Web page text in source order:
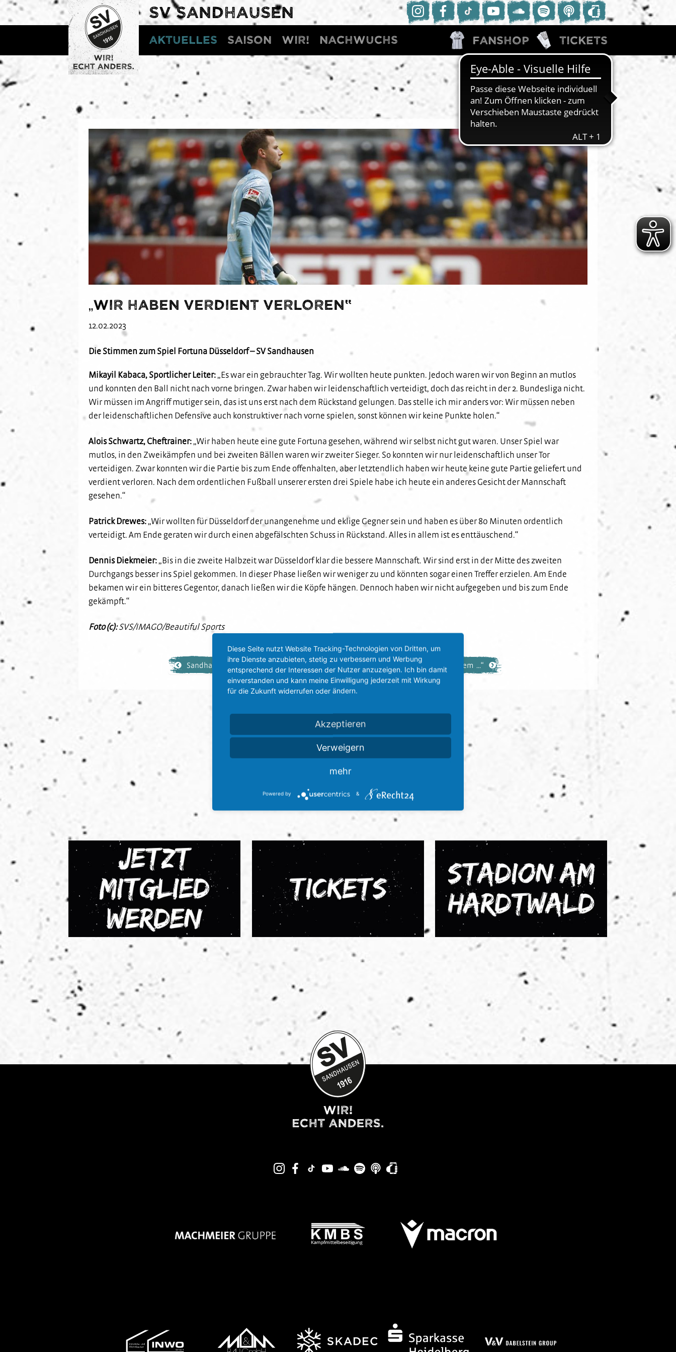
SV SANDHAUSEN
Aktuelles Saison WIR! Nachwuchs Fanshop Tickets
„Wir haben verdient verloren“
12.02.2023
Die Stimmen zum Spiel Fortuna Düsseldorf – SV Sandhausen
Mikayil Kabaca, Sportlicher Leiter:„Es war ein gebrauchter Tag. Wir wollten heute punkten. Jedoch waren wir von Beginn an mutlos
und konnten den Ball nicht nach vorne bringen. Zwar haben wir leidenschaftlich verteidigt, doch das reicht in der 2. Bundesliga nicht.
Wir müssen im Angriff mutiger sein, das ist uns erst nach dem Rückstand gelungen. Das stelle ich mir anders vor: Wir müssen neben
der leidenschaftlichen Defensive auch konstruktiver nach vorne spielen, sonst können wir keine Punkte holen.“
Alois Schwartz, Cheftrainer:„Wir haben heute eine gute Fortuna gesehen, während wir selbst nicht gut waren. Unser Spiel war
mutlos, in den Zweikämpfen und bei zweiten Bällen waren wir zweiter Sieger. So konnten wir nur leidenschaftlich unser Tor
verteidigen. Zwar konnten wir die Partie bis zum Ende offenhalten, aber letztendlich haben wir heute keine gute Partie geliefert und
verdient verloren. Nach dem ordentlichen Fußball unserer ersten drei Spiele habe ich heute ein anderes Gesicht der Mannschaft
gesehen.“
Patrick Drewes:„Wir wollten für Düsseldorf der unangenehme und eklige Gegner sein und haben es über 80 Minuten ordentlich
verteidigt. Am Ende geraten wir durch einen abgefälschten Schuss in Rückstand. Alles in allem ist es enttäuschend.“
Dennis Diekmeier:„Bis in die zweite Halbzeit war Düsseldorf klar die bessere Mannschaft. Wir sind erst in der Mitte des zweiten
Durchgangs besser ins Spiel gekommen. In dieser Phase ließen wir weniger zu und könnten sogar einen Treffer erzielen. Am Ende
bekamen wir ein bitteres Gegentor, danach ließen wir die Köpfe hängen. Dennoch haben wir nicht aufgegeben und bis zum Ende
gekämpft.“
Foto (c):SVS/IMAGO/Beautiful Sports
Sandhausen verliert in Düsseld ...“ Zurück Wichtige Informationen vor dem ...“
Diese Seite nutzt Website Tracking-Technologien von Dritten, um
ihre Dienste anzubieten, stetig zu verbessern und Werbung
entsprechend der Interessen der Nutzer anzuzeigen. Ich bin damit
einverstanden und kann meine Einwilligung jederzeit mit Wirkung
für die Zukunft widerrufen oder ändern.
Akzeptieren
Verweigern
mehr
Powered by &